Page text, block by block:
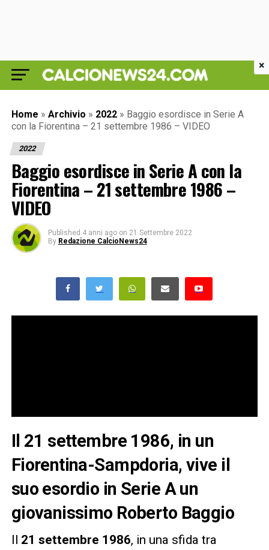
Home » Archivio » 2022 » Baggio esordisce in Serie A
con la Fiorentina – 21 settembre 1986 – VIDEO
2022
Baggio esordisce in Serie A con la
Fiorentina – 21 settembre 1986 –
VIDEO
Published 4 anni ago on 21 Settembre 2022
By Redazione CalcioNews24
Il 21 settembre 1986, in un
Fiorentina-Sampdoria, vive il
suo esordio in Serie A un
giovanissimo Roberto Baggio
Il 21 settembre 1986, in una sfida tra
×